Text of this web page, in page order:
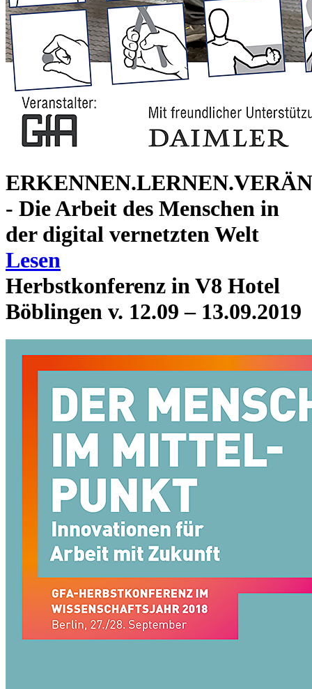
- Die Arbeit des Menschen in
der digital vernetzten Welt
Lesen
Herbstkonferenz in V8 Hotel
Böblingen v. 12.09 – 13.09.2019